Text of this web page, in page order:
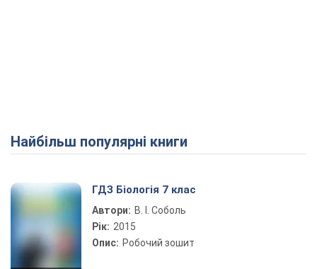
Найбільш популярні книги
ГДЗ Біологія 7 клас
Автори: В. І. Соболь
Рік: 2015
Опис: Робочий зошит